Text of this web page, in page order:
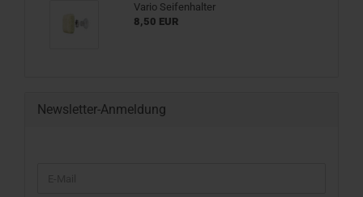
Vario Seifenhalter
8,50 EUR
Newsletter-Anmeldung